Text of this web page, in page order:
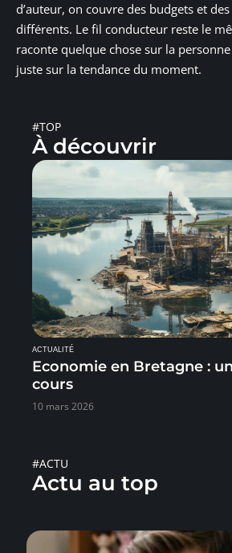
d’auteur, on couvre des budgets et
différents. Le fil conducteur reste le
raconte quelque chose sur la
juste sur la tendance du moment.
#TOP
À découvrir
ACTUALITÉ
Economie en Bretagne :
cours
10 mars 2026
#ACTU
Actu au top